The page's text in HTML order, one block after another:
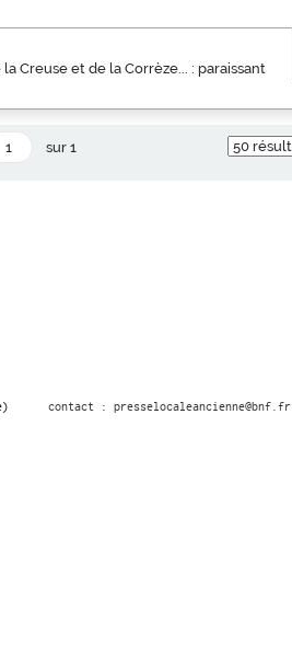
Creuse et de la Corrèze... : paraissant
sur 1
contact : presselocaleancienne@bnf.fr